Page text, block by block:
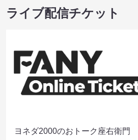
ライブ配信チケット
ヨネダ2000のおトーク座右衛門